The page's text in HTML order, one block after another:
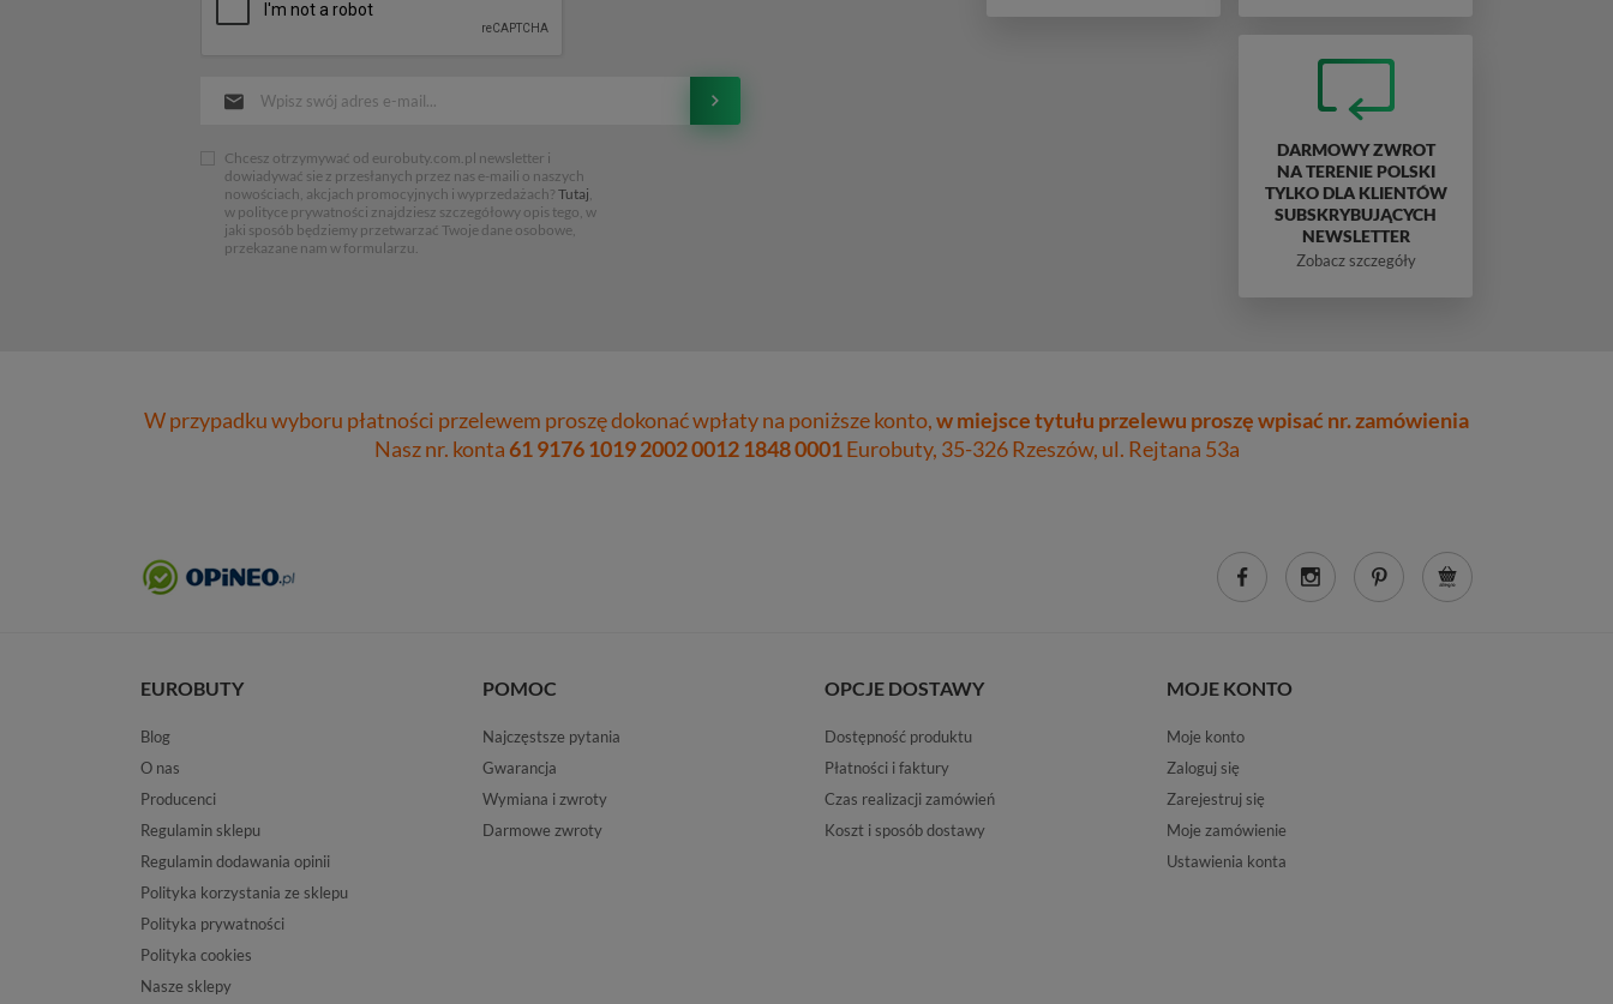
Chcesz otrzymywać od eurobuty.com.pl newsletter i
dowiadywać sie z przesłanych przez nas e-maili o naszych
nowościach, akcjach promocyjnych i wyprzedażach? Tutaj,
w polityce prywatności znajdziesz szczegółowy opis tego, w
jaki sposób będziemy przetwarzać Twoje dane osobowe,
przekazane nam w formularzu.
DARMOWY ZWROT
NA TERENIE POLSKI
TYLKO DLA KLIENTÓW
SUBSKRYBUJĄCYCH
NEWSLETTER
Zobacz szczegóły
W przypadku wyboru płatności przelewem proszę dokonać wpłaty na poniższe konto,w miejsce tytułu przelewu proszę wpisać nr. zamówienia
Nasz nr. konta61 9176 1019 2002 0012 1848 0001Eurobuty, 35-326 Rzeszów, ul. Rejtana 53a
EUROBUTY
Blog
O nas
Producenci
Regulamin sklepu
Regulamin dodawania opinii
Polityka korzystania ze sklepu
Polityka prywatności
Polityka cookies
Nasze sklepy
POMOC
Najczęstsze pytania
Gwarancja
Wymiana i zwroty
Darmowe zwroty
OPCJE DOSTAWY
Dostępność produktu
Płatności i faktury
Czas realizacji zamówień
Koszt i sposób dostawy
MOJE KONTO
Moje konto
Zaloguj się
Zarejestruj się
Moje zamówienie
Ustawienia konta